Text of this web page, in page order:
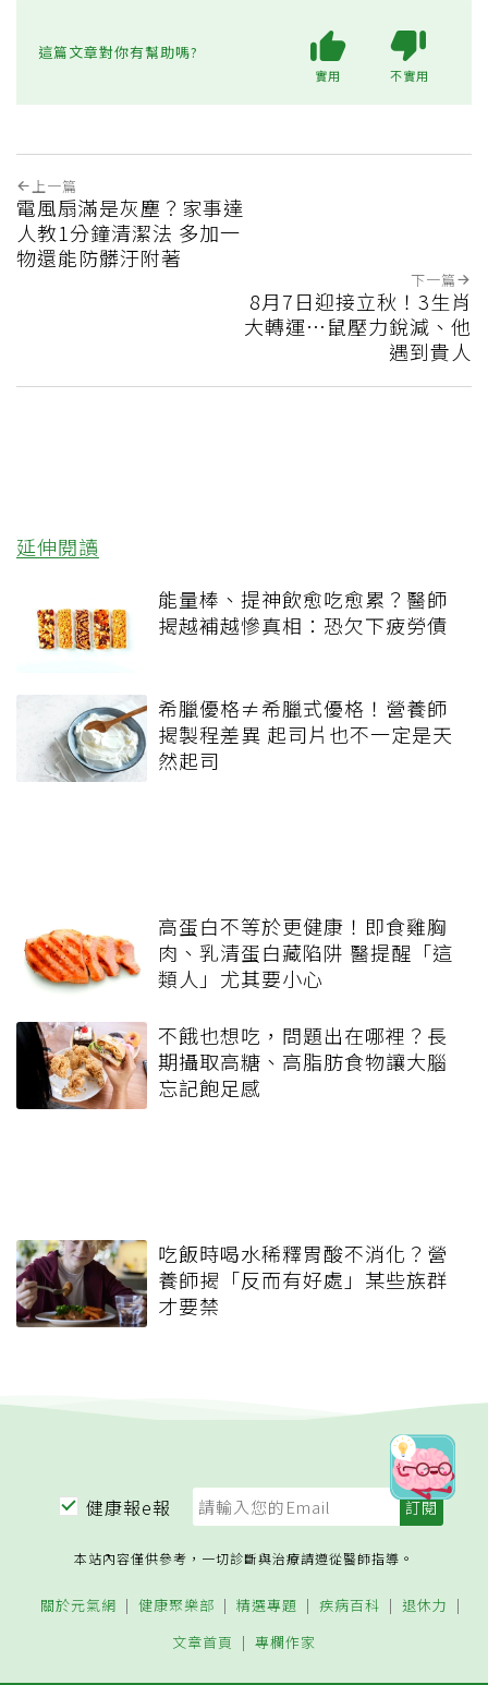
這篇文章對你有幫助嗎?
實用 不實用
上一篇
電風扇滿是灰塵？家事達
人教1分鐘清潔法 多加一
物還能防髒汙附著
下一篇
8月7日迎接立秋！3生肖
大轉運…鼠壓力銳減、他
遇到貴人
延伸閱讀
能量棒、提神飲愈吃愈累？醫師
揭越補越慘真相：恐欠下疲勞債
希臘優格≠希臘式優格！營養師
揭製程差異 起司片也不一定是天
然起司
高蛋白不等於更健康！即食雞胸
肉、乳清蛋白藏陷阱 醫提醒「這
類人」尤其要小心
不餓也想吃，問題出在哪裡？長
期攝取高糖、高脂肪食物讓大腦
忘記飽足感
吃飯時喝水稀釋胃酸不消化？營
養師揭「反而有好處」某些族群
才要禁
健康報e報
本站內容僅供參考，一切診斷與治療請遵從醫師指導。
關於元氣網 健康聚樂部 精選專題 疾病百科
退休力
文章首頁
專欄作家